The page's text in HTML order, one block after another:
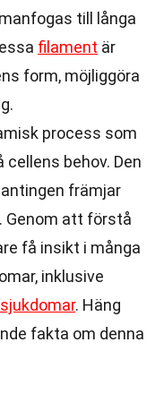
till långa
filament är
form, möjliggöra
process som
behov. Den
främjar
Genom att förstå
få insikt i många
inklusive
. Häng
fakta om denna